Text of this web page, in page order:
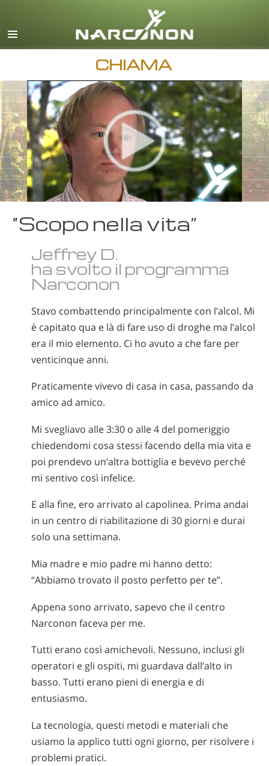
danese
greco
spagnolo
francese
ebraico
ungherese
italiano
macedone
norvegese
russo
svedese
arabo
ucraino
croato
CHIAMA
“Scopo nella vita”
Jeffrey D.
ha svolto il programma
Narconon
Stavo combattendo principalmente con l’alcol. Mi
è capitato qua e là di fare uso di droghe ma l’alcol
era il mio elemento. Ci ho avuto a che fare per
venticinque anni.
Praticamente vivevo di casa in casa, passando da
amico ad amico.
Mi svegliavo alle 3:30 o alle 4 del pomeriggio
chiedendomi cosa stessi facendo della mia vita e
poi prendevo un’altra bottiglia e bevevo perché
mi sentivo così infelice.
E alla fine, ero arrivato al capolinea. Prima andai
in un centro di riabilitazione di 30 giorni e durai
solo una settimana.
Mia madre e mio padre mi hanno detto:
“Abbiamo trovato il posto perfetto per te”.
Appena sono arrivato, sapevo che il centro
Narconon faceva per me.
Tutti erano così amichevoli. Nessuno, inclusi gli
operatori e gli ospiti, mi guardava dall’alto in
basso. Tutti erano pieni di energia e di
entusiasmo.
La tecnologia, questi metodi e materiali che
usiamo la applico tutti ogni giorno, per risolvere i
problemi pratici.